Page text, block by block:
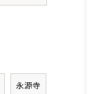
永源寺